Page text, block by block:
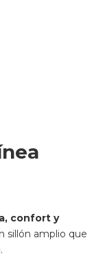
confort y
sillón amplio que